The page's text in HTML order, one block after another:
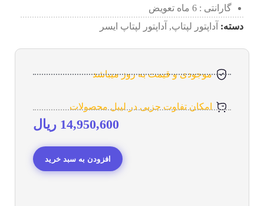
گارانتی : 6 ماه تعویض
دسته: آداپتور لپتاپ, آداپتور لپتاپ ایسر
موجودی و قیمت به روز میباشد
امکان تفاوت جزیی در لیبل محصولات
14,950,600 ریال
افزودن به سبد خرید